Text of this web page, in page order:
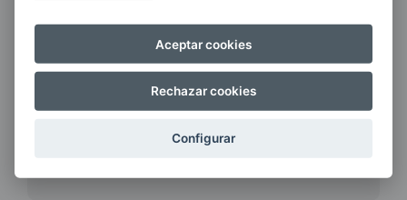
ENERGIAS por cualquier medio, incluido
Aceptar cookies
Rechazar cookies
Configurar